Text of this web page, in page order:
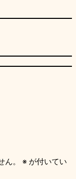
。 ※ が付いてい